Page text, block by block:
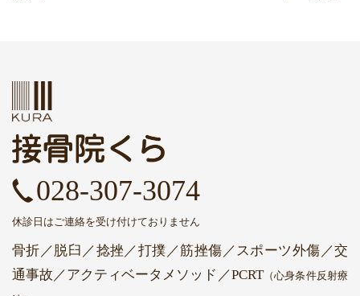
028-307-3074
休診日はご連絡を受け付けておりません
骨折／脱臼／捻挫／打撲／筋挫傷／スポーツ外傷／交
通事故 ／アクティベータメソッド ／PCRT（心身条件反射療